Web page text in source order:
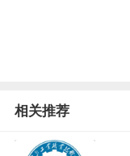
相关推荐